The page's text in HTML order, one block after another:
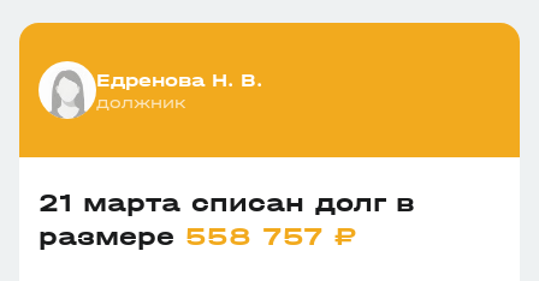
Едренова Н. В.
должник
21 марта списан долг в
размере 558 757 ₽